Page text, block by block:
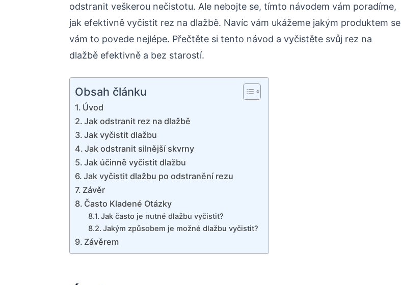
odstranit veškerou nečistotu. Ale nebojte se, tímto návodem vám poradíme,
jak efektivně vyčistit rez na dlažbě. Navíc vám ukážeme jakým produktem se
vám to povede nejlépe. Přečtěte si tento návod a vyčistěte svůj rez na
dlažbě efektivně a bez starostí.
Obsah článku
Úvod
Jak odstranit rez na dlažbě
Jak vyčistit dlažbu
Jak odstranit silnější skvrny
Jak účinně vyčistit dlažbu
Jak vyčistit dlažbu po odstranění rezu
Závěr
Často Kladené Otázky
Jak často je nutné dlažbu vyčistit?
Jakým způsobem je možné dlažbu vyčistit?
Závěrem